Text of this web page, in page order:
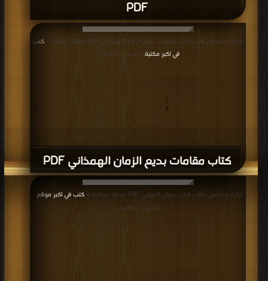
PDF
كتاب مقامات بديع الزمان الهمذاني PDF
قراءة و تحميل كتاب كتاب مقامات بديع الزمان الهمذاني PDF مجانا | مكتبة >
كتب
في اكبر مكتبة
| التحميل : مرة/مرات
قراءة و تحميل كتاب كتاب ديوان النبهاني PDF مجانا | مكتبة > كتب في اكبر موقع
التحميل : مرة/مرات